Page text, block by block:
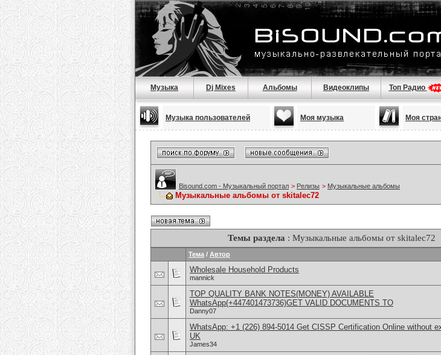
Музыка Dj Mixes Альбомы Видеоклипы Топ Радио
Музыка пользователей Моя музыка Моя
Bisound.com - Музыкальный портал > Релизы > Музыкальные альбомы
Музыкальные альбомы от skitalec72
Темы раздела : Музыкальные альбомы от skitalec72
Тема / Автор
Wholesale Household Products
mannick
TOP QUALITY BANK NOTES(MONEY) AVAILABLE
WhatsApp(+447401473736)GET VALID DOCUMENTS TO
Danny07
WhatsApp: +1 (226) 894-5014​ Get CISSP Certification Online without
UK
James34